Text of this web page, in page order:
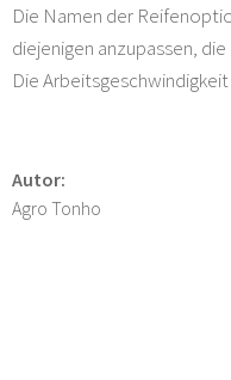
Die Namen der
diejenigen anzupassen,
Die
Autor:
Agro Tonho